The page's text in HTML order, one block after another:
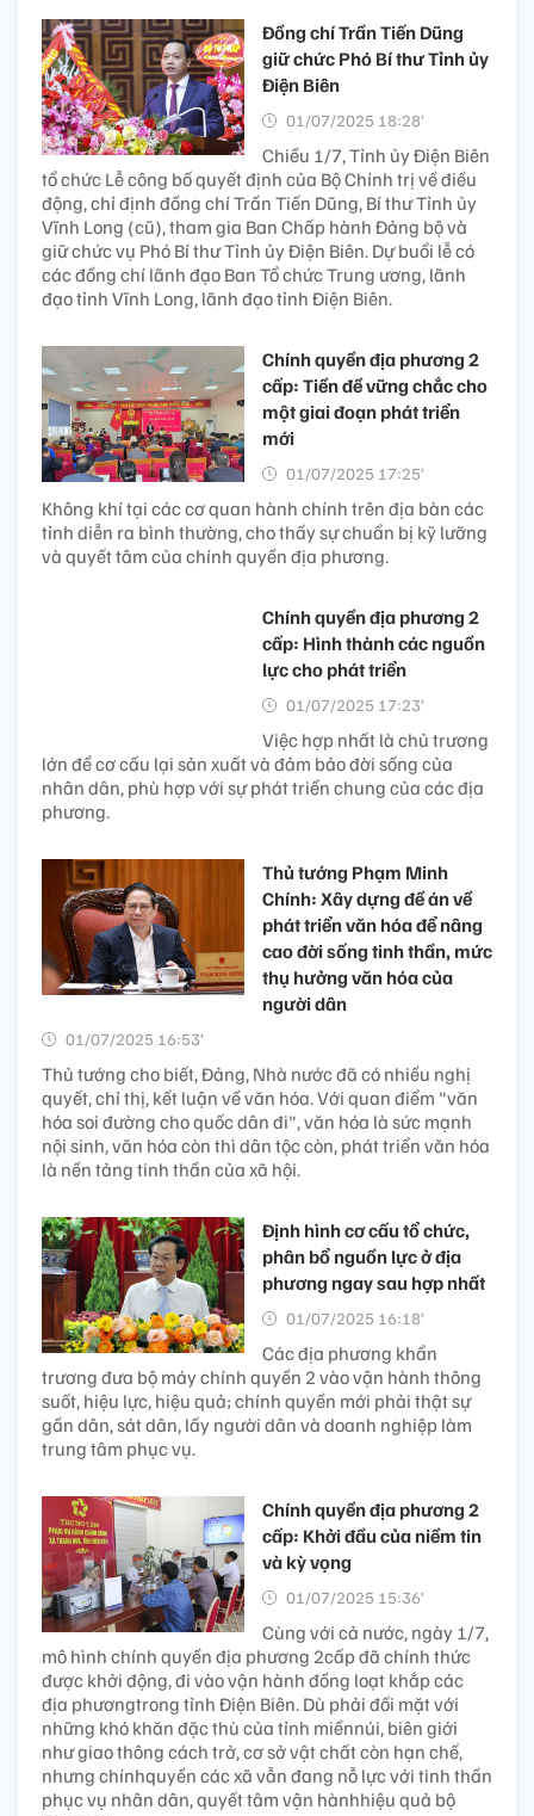
Đồng chí Trần Tiến Dũng
giữ chức Phó Bí thư Tỉnh ủy
Điện Biên
01/07/2025 18:28’
Chiều 1/7, Tỉnh ủy Điện Biên
tổ chức Lễ công bố quyết định của Bộ Chính trị về điều
động, chỉ định đồng chí Trần Tiến Dũng, Bí thư Tỉnh ủy
Vĩnh Long (cũ), tham gia Ban Chấp hành Đảng bộ và
giữ chức vụ Phó Bí thư Tỉnh ủy Điện Biên. Dự buổi lễ có
các đồng chí lãnh đạo Ban Tổ chức Trung ương, lãnh
đạo tỉnh Vĩnh Long, lãnh đạo tỉnh Điện Biên.
Chính quyền địa phương 2
cấp: Tiền đề vững chắc cho
một giai đoạn phát triển
mới
01/07/2025 17:25’
Không khí tại các cơ quan hành chính trên địa bàn các
tỉnh diễn ra bình thường, cho thấy sự chuẩn bị kỹ lưỡng
và quyết tâm của chính quyền địa phương.
Chính quyền địa phương 2
cấp: Hình thành các nguồn
lực cho phát triển
01/07/2025 17:23’
Việc hợp nhất là chủ trương
lớn để cơ cấu lại sản xuất và đảm bảo đời sống của
nhân dân, phù hợp với sự phát triển chung của các địa
phương.
Thủ tướng Phạm Minh
Chính: Xây dựng đề án về
phát triển văn hóa để nâng
cao đời sống tinh thần, mức
thụ hưởng văn hóa của
người dân
01/07/2025 16:53’
Thủ tướng cho biết, Đảng, Nhà nước đã có nhiều nghị
quyết, chỉ thị, kết luận về văn hóa. Với quan điểm "văn
hóa soi đường cho quốc dân đi", văn hóa là sức mạnh
nội sinh, văn hóa còn thì dân tộc còn, phát triển văn hóa
là nền tảng tinh thần của xã hội.
Định hình cơ cấu tổ chức,
phân bổ nguồn lực ở địa
phương ngay sau hợp nhất
01/07/2025 16:18’
Các địa phương khẩn
trương đưa bộ máy chính quyền 2 vào vận hành thông
suốt, hiệu lực, hiệu quả; chính quyền mới phải thật sự
gần dân, sát dân, lấy người dân và doanh nghiệp làm
trung tâm phục vụ.
Chính quyền địa phương 2
cấp: Khởi đầu của niềm tin
và kỳ vọng
01/07/2025 15:36’
Cùng với cả nước, ngày 1/7,
mô hình chính quyền địa phương 2cấp đã chính thức
được khởi động, đi vào vận hành đồng loạt khắp các
địa phươngtrong tỉnh Điện Biên. Dù phải đối mặt với
những khó khăn đặc thù của tỉnh miềnnúi, biên giới
như giao thông cách trở, cơ sở vật chất còn hạn chế,
nhưng chínhquyền các xã vẫn đang nỗ lực với tinh thần
phục vụ nhân dân, quyết tâm vận hànhhiệu quả bộ